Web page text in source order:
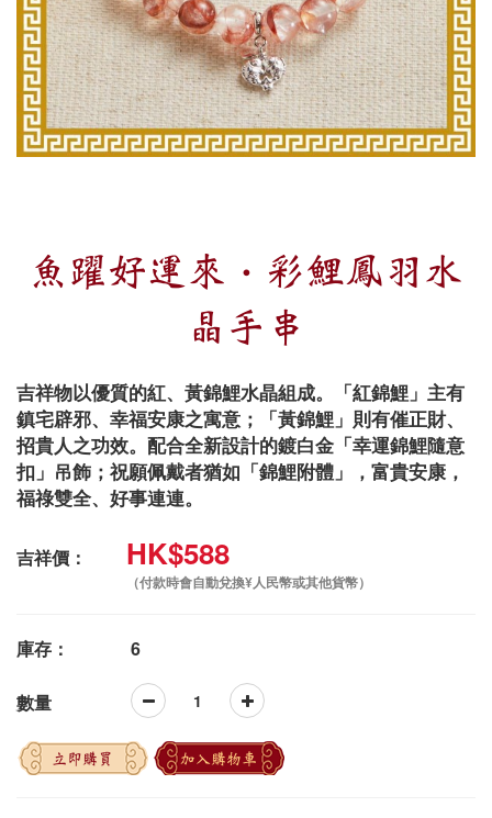
魚躍好運來・彩鯉鳳羽水
晶手串
吉祥物以優質的紅、黃錦鯉水晶組成。「紅錦鯉」主有
鎮宅辟邪、幸福安康之寓意；「黃錦鯉」則有催正財、
招貴人之功效。配合全新設計的鍍白金「幸運錦鯉隨意
扣」吊飾；祝願佩戴者猶如「錦鯉附體」，富貴安康，
福祿雙全、好事連連。
吉祥價： HK$588
（付款時會自動兌換¥人民幣或其他貨幣）
庫存： 6
數量
立即購買 加入購物車